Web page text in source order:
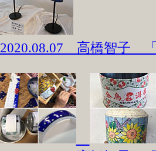
2020.08.07 高橋智子